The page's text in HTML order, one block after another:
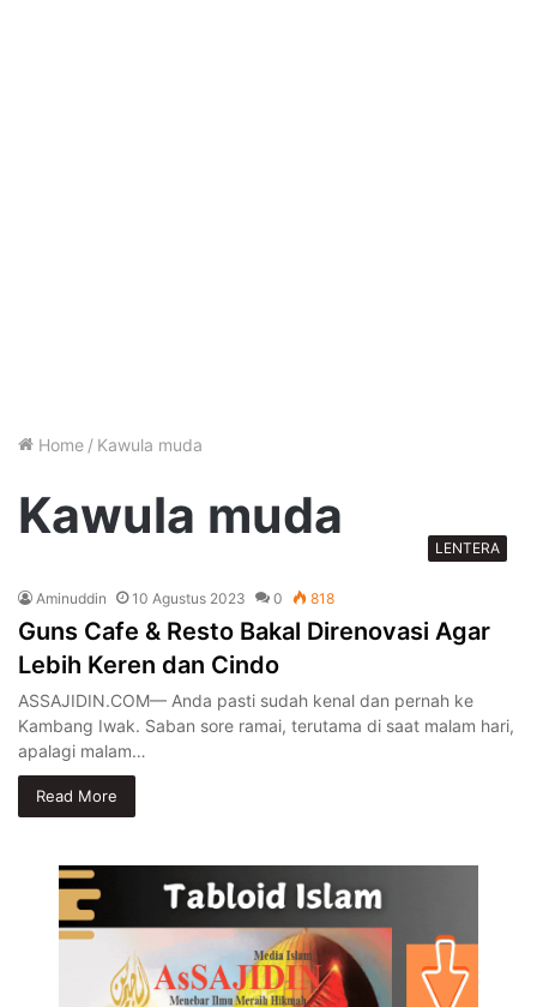
Home / Kawula muda
Kawula muda
LENTERA
Aminuddin 10 Agustus 2023 0 818
Guns Cafe & Resto Bakal Direnovasi Agar
Lebih Keren dan Cindo
ASSAJIDIN.COM— Anda pasti sudah kenal dan pernah ke
Kambang Iwak. Saban sore ramai, terutama di saat malam hari,
apalagi malam…
Read More